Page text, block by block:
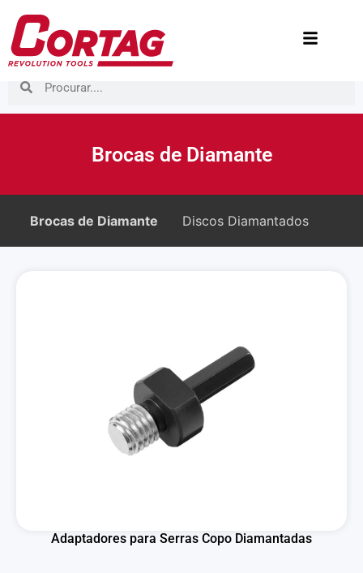
Brocas de Diamante
Brocas de Diamante Discos Diamantados
Adaptadores para Serras Copo Diamantadas